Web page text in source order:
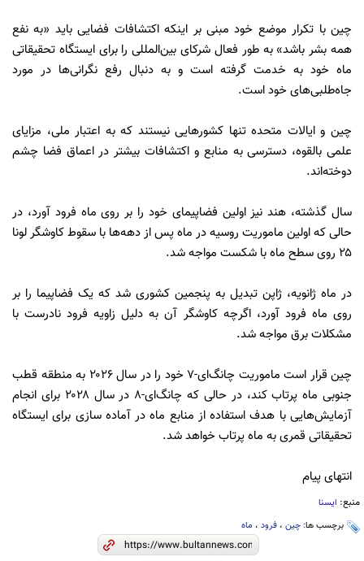
چین با تکرار موضع خود مبنی بر اینکه اکتشافات فضایی باید «به نفع
همه بشر باشد» به طور فعال شرکای بین‌المللی را برای ایستگاه تحقیقاتی
ماه خود به خدمت گرفته است و به دنبال رفع نگرانی‌ها در مورد
جاه‌طلبی‌های خود است.
چین و ایالات متحده تنها کشورهایی نیستند که به اعتبار ملی، مزایای
علمی بالقوه، دسترسی به منابع و اکتشافات بیشتر در اعماق فضا چشم
دوخته‌اند.
سال گذشته، هند نیز اولین فضاپیمای خود را بر روی ماه فرود آورد، در
حالی که اولین ماموریت روسیه در ماه پس از دهه‌ها با سقوط کاوشگر لونا
۲۵ روی سطح ماه با شکست مواجه شد.
در ماه ژانویه، ژاپن تبدیل به پنجمین کشوری شد که یک فضاپیما را بر
روی ماه فرود آورد، اگرچه کاوشگر آن به دلیل زاویه فرود نادرست با
مشکلات برق مواجه شد.
چین قرار است ماموریت چانگ‌ای-۷ خود را در سال ۲۰۲۶ به منطقه قطب
جنوبی ماه پرتاب کند، در حالی که چانگ‌ای-۸ در سال ۲۰۲۸ برای انجام
آزمایش‌هایی با هدف استفاده از منابع ماه در آماده سازی برای ایستگاه
تحقیقاتی قمری به ماه پرتاب خواهد شد.
انتهای پیام
منبع: ایسنا
برچسب ها: چین ، فرود ، ماه